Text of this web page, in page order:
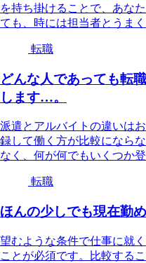
を持ち掛けることで、あな
ても、時には担当者とうま
転職
どんな人であっても転
します…。
派遣とアルバイトの違いは
録して働く方が比較になら
なく、何が何でもいくつか
転職
ほんの少しでも現在勤
望むような条件で仕事に就
ことが必須です。比較する